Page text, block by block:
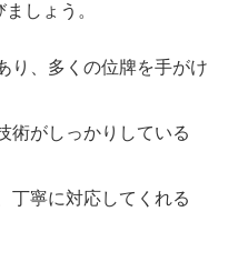
しょう。
り、多くの位牌を手がけ
術がしっかりしている
丁寧に対応してくれる